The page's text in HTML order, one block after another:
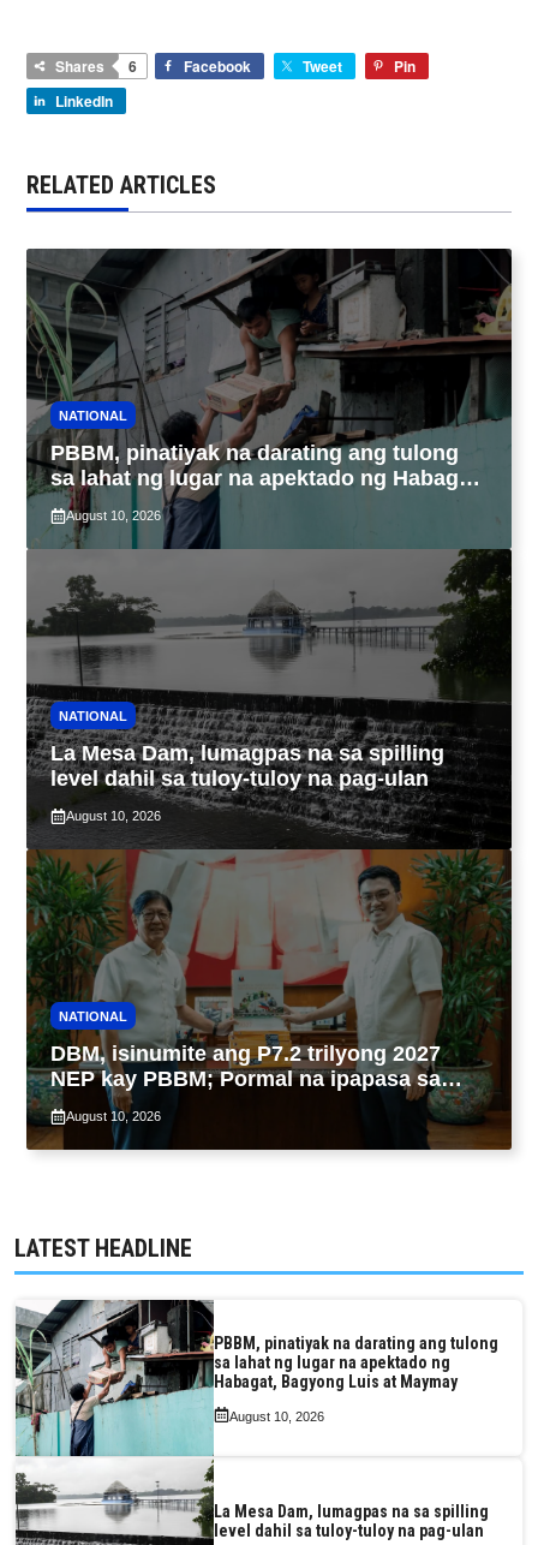
Shares 6 Facebook Tweet
Pin
LinkedIn
RELATED ARTICLES
NATIONAL
PBBM, pinatiyak na darating ang tulong
sa lahat ng lugar na apektado ng Habagat,
Bagyong Luis at Maymay
August 10, 2026
NATIONAL
La Mesa Dam, lumagpas na sa spilling
level dahil sa tuloy-tuloy na pag-ulan
August 10, 2026
NATIONAL
DBM, isinumite ang P7.2 trilyong 2027
NEP kay PBBM; Pormal na ipapasa sa
Kongreso bukas
August 10, 2026
LATEST HEADLINE
PBBM, pinatiyak na darating ang tulong
sa lahat ng lugar na apektado ng
Habagat, Bagyong Luis at Maymay
August 10, 2026
La Mesa Dam, lumagpas na sa spilling
level dahil sa tuloy-tuloy na pag-ulan